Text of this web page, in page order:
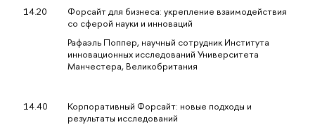
14.20
Форсайт для бизнеса: укрепление взаимодействия
со сферой науки и инноваций
Рафаэль Поппер, научный сотрудник Института
инновационных исследований Университета
Манчестера, Великобритания
14.40
Корпоративный Форсайт: новые подходы и
результаты исследований